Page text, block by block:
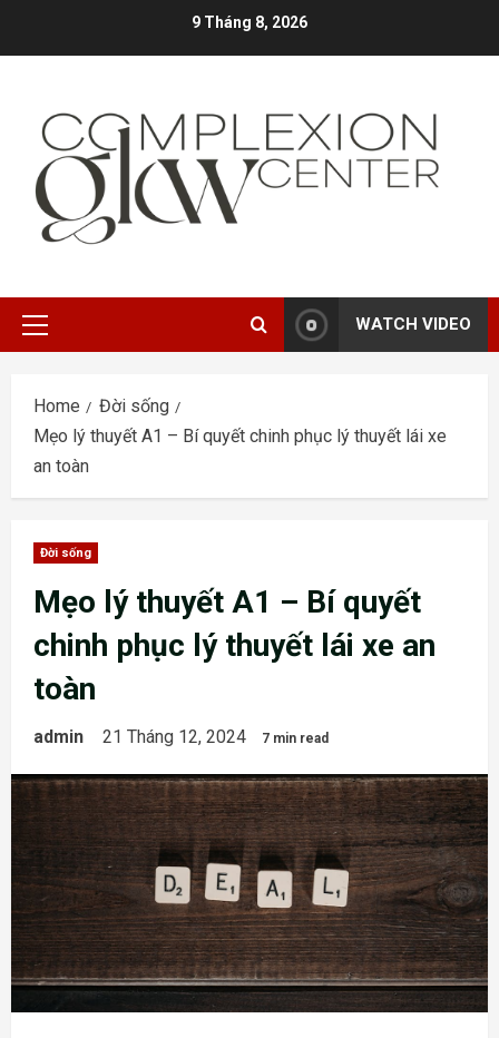
9 Tháng 8, 2026
Primary
WATCH VIDEO
Home
Đời sống
Mẹo lý thuyết A1 – Bí quyết chinh phục lý thuyết lái xe
an toàn
Đời sống
Mẹo lý thuyết A1 – Bí quyết
chinh phục lý thuyết lái xe an
toàn
admin 21 Tháng 12, 2024 7 min read